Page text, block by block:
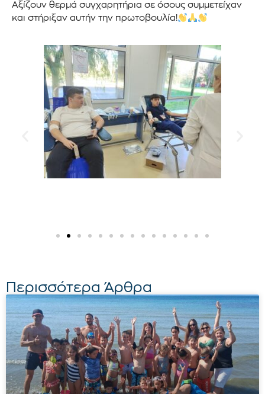
Αξίζουν θερμά συγχαρητήρια σε όσους συμμετείχαν
και στήριξαν αυτήν την πρωτοβουλία!
Περισσότερα Άρθρα